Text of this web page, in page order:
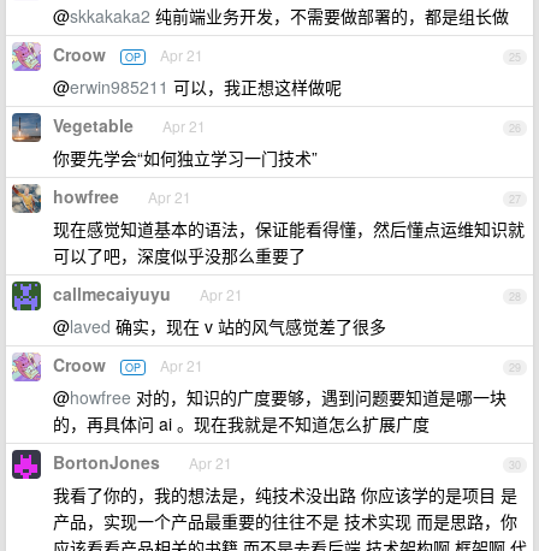
@skkakaka2 纯前端业务开发，不需要做部署的，都是组长做
25
Croow OP Apr 21
@erwin985211 可以，我正想这样做呢
26
Vegetable Apr 21
你要先学会“如何独立学习一门技术”
27
howfree Apr 21
现在感觉知道基本的语法，保证能看得懂，然后懂点运维知识就
可以了吧，深度似乎没那么重要了
28
callmecaiyuyu Apr 21
@laved 确实，现在 v 站的风气感觉差了很多
29
Croow OP Apr 21
@howfree 对的，知识的广度要够，遇到问题要知道是哪一块
的，再具体问 ai 。现在我就是不知道怎么扩展广度
30
BortonJones Apr 21
我看了你的，我的想法是，纯技术没出路 你应该学的是项目 是
产品，实现一个产品最重要的往往不是 技术实现 而是思路，你